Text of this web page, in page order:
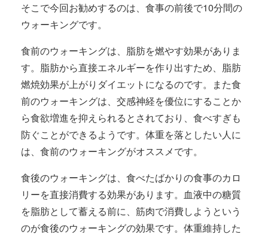
そこで今回お勧めするのは、食事の前後で10分間の
ウォーキングです。
食前のウォーキングは、脂肪を燃やす効果がありま
す。脂肪から直接エネルギーを作り出すため、脂肪
燃焼効果が上がりダイエットになるのです。また食
前のウォーキングは、交感神経を優位にすることか
ら食欲増進を抑えられるとされており、食べすぎも
防ぐことができるようです。体重を落としたい人に
は、食前のウォーキングがオススメです。
食後のウォーキングは、食べたばかりの食事のカロ
リーを直接消費する効果があります。血液中の糖質
を脂肪として蓄える前に、筋肉で消費しようという
のが食後のウォーキングの効果です。体重維持した